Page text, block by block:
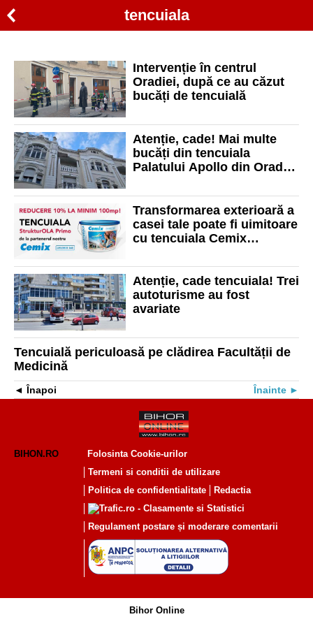
tencuiala
Intervenție în centrul
Oradiei, după ce au căzut
bucăți de tencuială
Atenție, cade! Mai multe
bucăți din tencuiala
Palatului Apollo din Oradea
Republicii din Oradea
Transformarea exterioară a
casei tale poate fi uimitoare
cu tencuiala Cemix
Reducere 10% la minim 100
mp, la Malinco!
Atenție, cade tencuiala! Trei
autoturisme au fost
avariate
Tencuială periculoasă pe clădirea Facultății de
Medicină
Înapoi Înainte
BIHON.RO
Folosinta Cookie-urilor
Termeni si conditii de utilizare
Politica de confidentialitate
Redactia
Regulament postare și moderare comentarii
Bihor Online